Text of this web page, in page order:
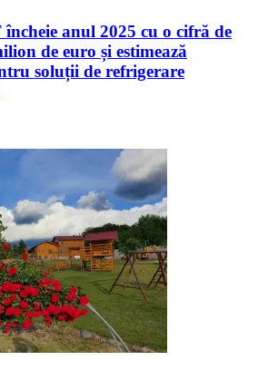
anul 2025 cu o cifră de
de euro și estimează
soluții de refrigerare